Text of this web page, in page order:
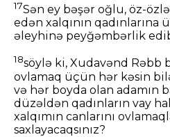
17Sən ey bəşər oğlu, öz-
edən xalqının
əleyhinə peyğəmbərlik
18söylə ki, Xudavənd Rəbb
ovlamaq üçün hər kəsin
və hər boyda olan adamın
düzəldən qadınların vay
xalqımın canlarını
saxlayacaqsınız?